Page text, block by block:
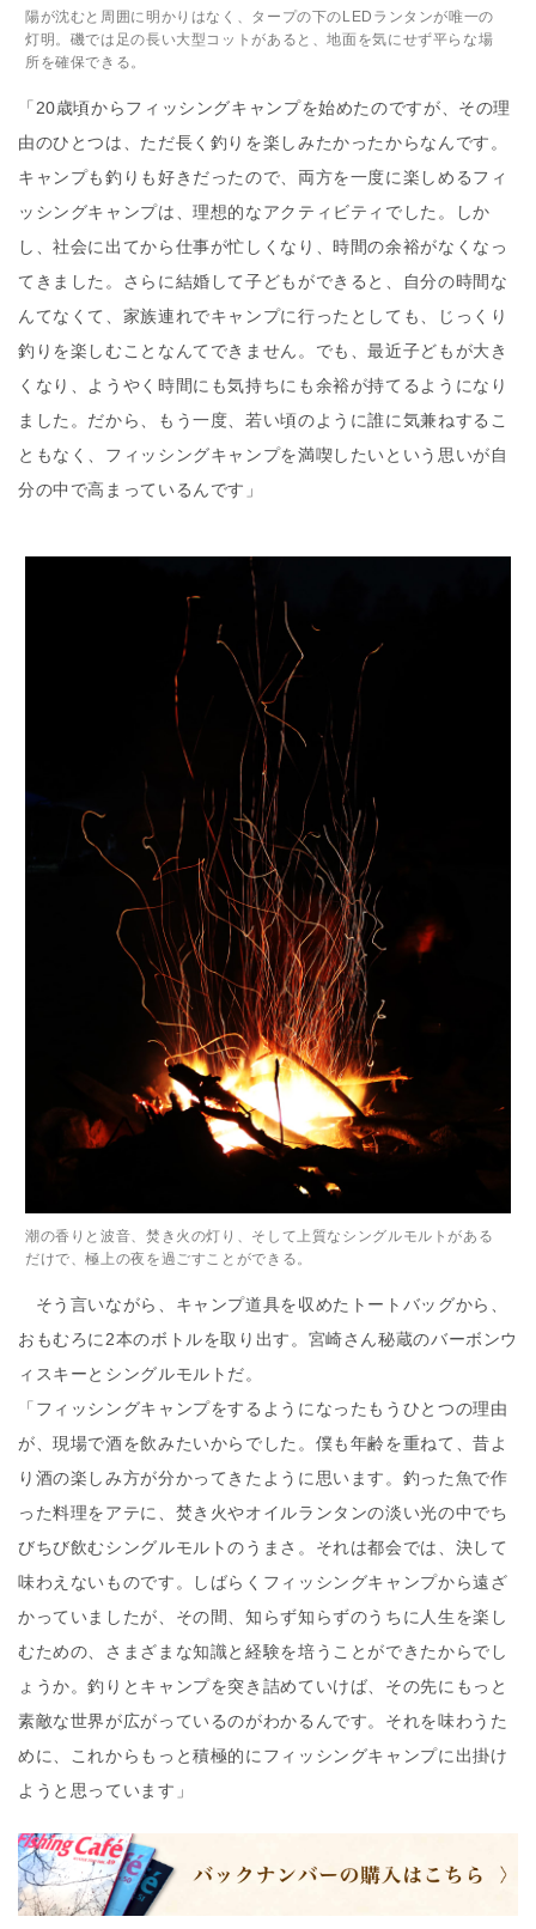
陽が沈むと周囲に明かりはなく、タープの下のLEDランタンが唯一の
灯明。磯では足の長い大型コットがあると、地面を気にせず平らな場
所を確保できる。
「20歳頃からフィッシングキャンプを始めたのですが、その理
由のひとつは、ただ長く釣りを楽しみたかったからなんです。
キャンプも釣りも好きだったので、両方を一度に楽しめるフィ
ッシングキャンプは、理想的なアクティビティでした。しか
し、社会に出てから仕事が忙しくなり、時間の余裕がなくなっ
てきました。さらに結婚して子どもができると、自分の時間な
んてなくて、家族連れでキャンプに行ったとしても、じっくり
釣りを楽しむことなんてできません。でも、最近子どもが大き
くなり、ようやく時間にも気持ちにも余裕が持てるようになり
ました。だから、もう一度、若い頃のように誰に気兼ねするこ
ともなく、フィッシングキャンプを満喫したいという思いが自
分の中で高まっているんです」
潮の香りと波音、焚き火の灯り、そして上質なシングルモルトがある
だけで、極上の夜を過ごすことができる。
そう言いながら、キャンプ道具を収めたトートバッグから、
おもむろに2本のボトルを取り出す。宮崎さん秘蔵のバーボンウ
ィスキーとシングルモルトだ。
「フィッシングキャンプをするようになったもうひとつの理由
が、現場で酒を飲みたいからでした。僕も年齢を重ねて、昔よ
り酒の楽しみ方が分かってきたように思います。釣った魚で作
った料理をアテに、焚き火やオイルランタンの淡い光の中でち
びちび飲むシングルモルトのうまさ。それは都会では、決して
味わえないものです。しばらくフィッシングキャンプから遠ざ
かっていましたが、その間、知らず知らずのうちに人生を楽し
むための、さまざまな知識と経験を培うことができたからでし
ょうか。釣りとキャンプを突き詰めていけば、その先にもっと
素敵な世界が広がっているのがわかるんです。それを味わうた
めに、これからもっと積極的にフィッシングキャンプに出掛け
ようと思っています」